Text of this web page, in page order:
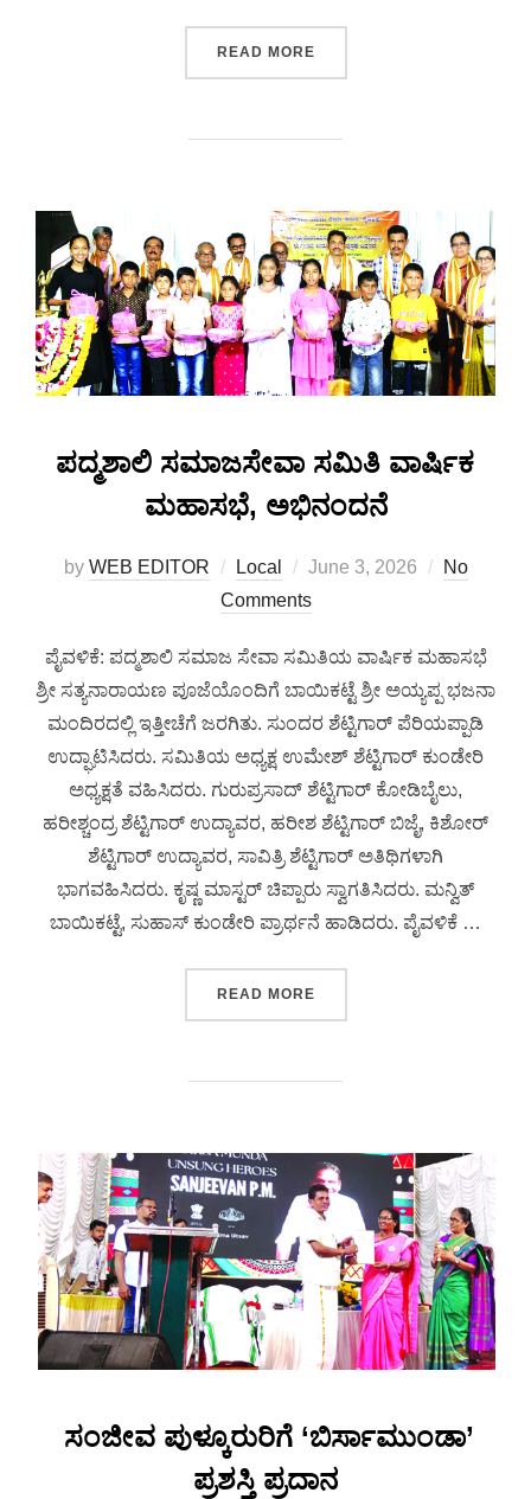
READ MORE
ಪದ್ಮಶಾಲಿ ಸಮಾಜಸೇವಾ ಸಮಿತಿ ವಾರ್ಷಿಕ
ಮಹಾಸಭೆ, ಅಭಿನಂದನೆ
by WEB EDITOR Local June 3, 2026
No
Comments
ಪೈವಳಿಕೆ: ಪದ್ಮಶಾಲಿ ಸಮಾಜ ಸೇವಾ ಸಮಿತಿಯ ವಾರ್ಷಿಕ ಮಹಾಸಭೆ
ಶ್ರೀ ಸತ್ಯನಾರಾಯಣ ಪೂಜೆಯೊಂದಿಗೆ ಬಾಯಿಕಟ್ಟೆ ಶ್ರೀ ಅಯ್ಯಪ್ಪ ಭಜನಾ
ಮಂದಿರದಲ್ಲಿ ಇತ್ತೀಚೆಗೆ ಜರಗಿತು. ಸುಂದರ ಶೆಟ್ಟಿಗಾರ್ ಪೆರಿಯಪ್ಪಾಡಿ
ಉದ್ಘಾಟಿಸಿದರು. ಸಮಿತಿಯ ಅಧ್ಯಕ್ಷ ಉಮೇಶ್ ಶೆಟ್ಟಿಗಾರ್ ಕುಂಡೇರಿ
ಅಧ್ಯಕ್ಷತೆ ವಹಿಸಿದರು. ಗುರುಪ್ರಸಾದ್ ಶೆಟ್ಟಿಗಾರ್ ಕೋಡಿಬೈಲು,
ಹರೀಶ್ಚಂದ್ರ ಶೆಟ್ಟಿಗಾರ್ ಉದ್ಯಾವರ, ಹರೀಶ ಶೆಟ್ಟಿಗಾರ್ ಬಿಜೈ, ಕಿಶೋರ್
ಶೆಟ್ಟಿಗಾರ್ ಉದ್ಯಾವರ, ಸಾವಿತ್ರಿ ಶೆಟ್ಟಿಗಾರ್ ಅತಿಥಿಗಳಾಗಿ
ಭಾಗವಹಿಸಿದರು. ಕೃಷ್ಣ ಮಾಸ್ಟರ್ ಚಿಪ್ಪಾರು ಸ್ವಾಗತಿಸಿದರು. ಮನ್ವಿತ್
ಬಾಯಿಕಟ್ಟೆ, ಸುಹಾಸ್ ಕುಂಡೇರಿ ಪ್ರಾರ್ಥನೆ ಹಾಡಿದರು. ಪೈವಳಿಕೆ …
READ MORE
ಸಂಜೀವ ಪುಳ್ಕೂರುರಿಗೆ ‘ಬಿರ್ಸಾಮುಂಡಾ’
ಪ್ರಶಸ್ತಿ ಪ್ರದಾನ